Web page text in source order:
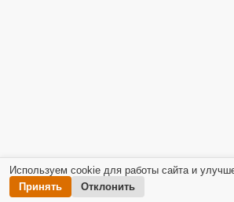
Используем cookie для работы сайта и
Принять
Отклонить